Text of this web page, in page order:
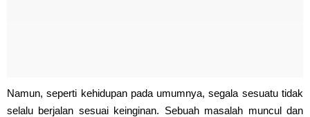
Namun, seperti kehidupan pada umumnya, segala sesuatu tidak
selalu berjalan sesuai keinginan. Sebuah masalah muncul dan